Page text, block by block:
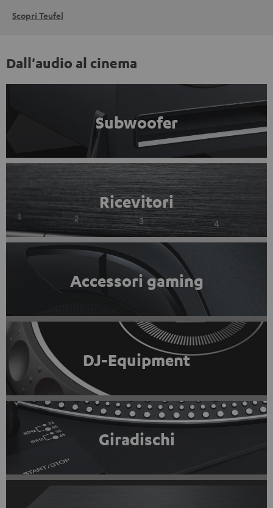
Scopri Teufel
Dall'audio al cinema
Subwoofer
Ricevitori
Accessori gaming
DJ-Equipment
Giradischi